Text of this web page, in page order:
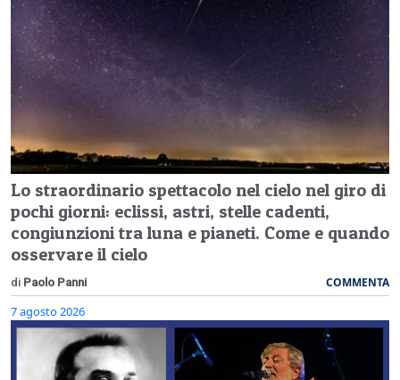
Lo straordinario spettacolo nel cielo nel giro di
pochi giorni: eclissi, astri, stelle cadenti,
congiunzioni tra luna e pianeti. Come e quando
osservare il cielo
di Paolo Panni COMMENTA
7 agosto 2026